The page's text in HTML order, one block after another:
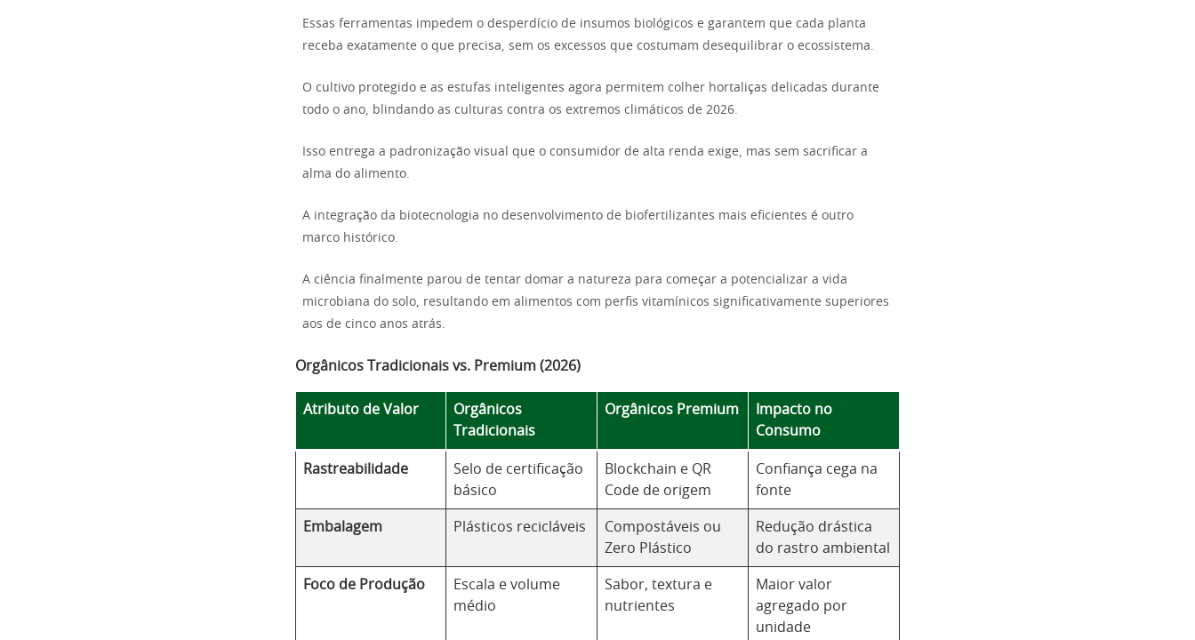
Essas ferramentas impedem o desperdício de insumos biológicos e garantem que cada planta
receba exatamente o que precisa, sem os excessos que costumam desequilibrar o ecossistema.
O cultivo protegido e as estufas inteligentes agora permitem colher hortaliças delicadas durante
todo o ano, blindando as culturas contra os extremos climáticos de 2026.
Isso entrega a padronização visual que o consumidor de alta renda exige, mas sem sacrificar a
alma do alimento.
A integração da biotecnologia no desenvolvimento de biofertilizantes mais eficientes é outro
marco histórico.
A ciência finalmente parou de tentar domar a natureza para começar a potencializar a vida
microbiana do solo, resultando em alimentos com perfis vitamínicos significativamente superiores
aos de cinco anos atrás.
Orgânicos Tradicionais vs. Premium (2026)
Atributo de Valor
Orgânicos
Tradicionais
Orgânicos Premium
Impacto no
Consumo
Rastreabilidade
Selo de certificação
básico
Blockchain e QR
Code de origem
Confiança cega na
fonte
Embalagem Plásticos recicláveis
Compostáveis ou
Zero Plástico
Redução drástica
do rastro ambiental
Foco de Produção
Escala e volume
médio
Sabor, textura e
nutrientes
Maior valor
agregado por
unidade